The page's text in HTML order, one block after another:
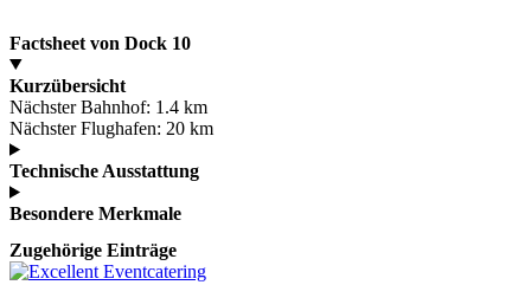
Factsheet von Dock 10
Kurzübersicht
Nächster Bahnhof: 1.4 km
Nächster Flughafen: 20 km
Technische Ausstattung
Besondere Merkmale
Zugehörige Einträge